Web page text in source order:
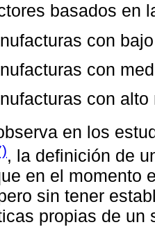
basados en
con
con
con
en los
, la definición de
en el momento
sin tener
propias de un